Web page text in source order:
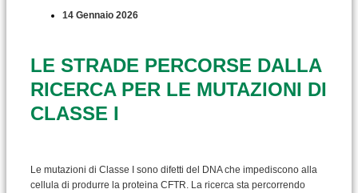
14 Gennaio 2026
LE STRADE PERCORSE DALLA
RICERCA PER LE MUTAZIONI DI
CLASSE I
Le mutazioni di Classe I sono difetti del DNA che impediscono alla
cellula di produrre la proteina CFTR. La ricerca sta percorrendo